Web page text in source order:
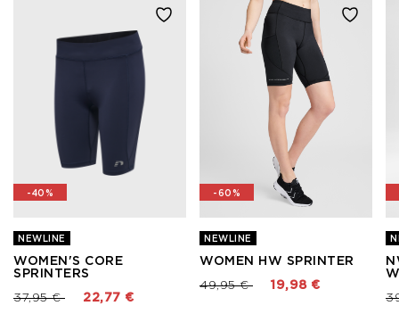
-40%
NEWLINE
WOMEN'S CORE
SPRINTERS
Preis reduziert von
37,95 €bis 22,77 €
-60%
NEWLINE
WOMEN HW SPRINTER
Preis reduziert von
49,95 €bis 19,98 €